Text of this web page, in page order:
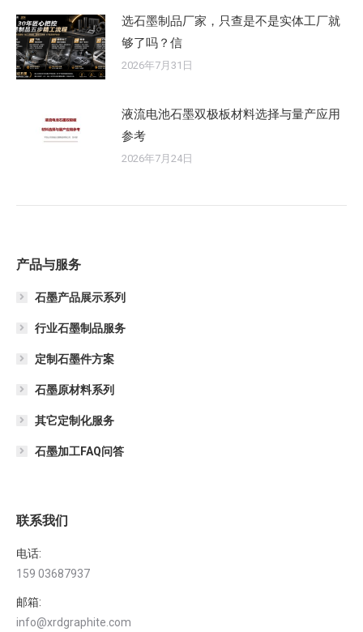
选石墨制品厂家，只查是不是实体工厂就
够了吗？信
2026年7月31日
液流电池石墨双极板材料选择与量产应用
参考
2026年7月24日
产品与服务
石墨产品展示系列
行业石墨制品服务
定制石墨件方案
石墨原材料系列
其它定制化服务
石墨加工FAQ问答
联系我们
电话:
159 03687937
邮箱:
info@xrdgraphite.com